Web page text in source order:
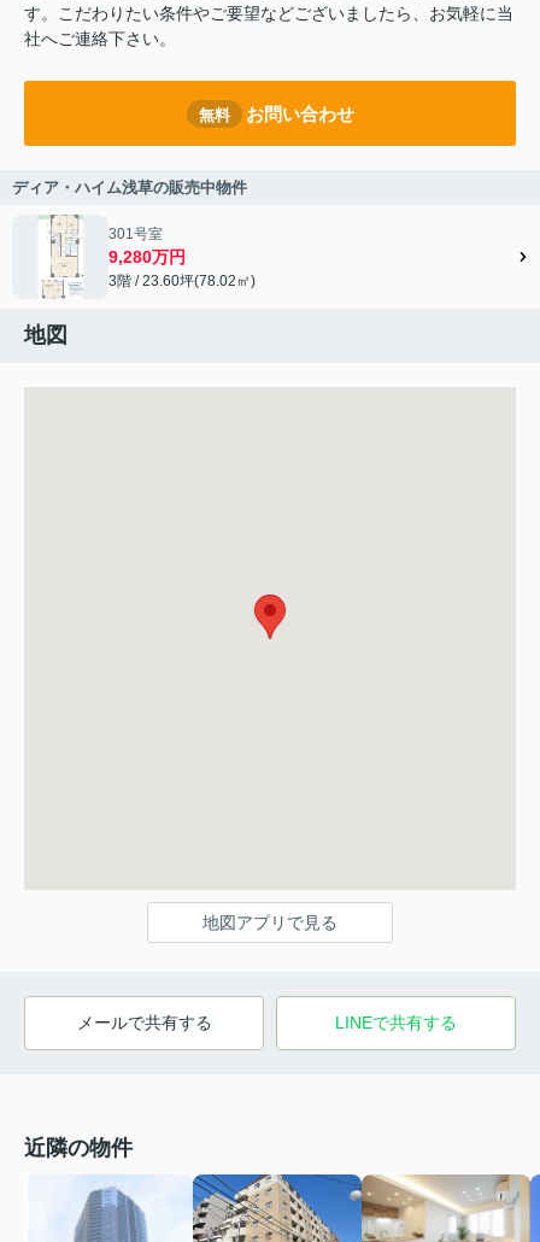
す。こだわりたい条件やご要望などございましたら、お気軽に当
社へご連絡下さい。
無料 お問い合わせ
ディア・ハイム浅草の販売中物件
301号室
9,280万円
3階 / 23.60坪(78.02㎡)
地図
地図アプリで見る
メールで共有する LINEで共有する
近隣の物件